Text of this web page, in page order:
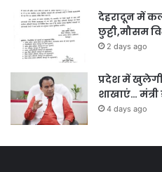
देहरादून में
छुट्टी,मौसम
2 days ago
प्रदेश में
शाखाएं…
4 days ago